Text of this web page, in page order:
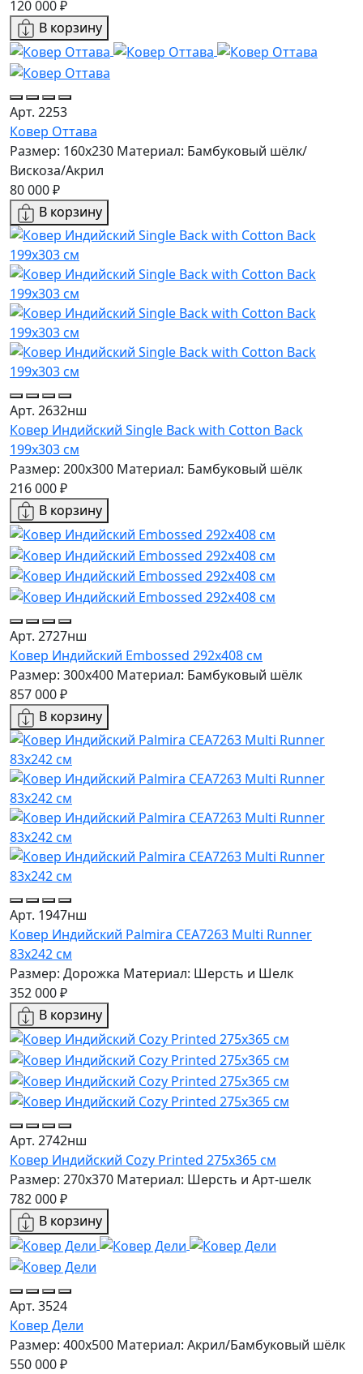
120 000 ₽
В корзину
Арт. 2253
Ковер Оттава
Размер: 160х230 Материал: Бамбуковый шёлк/
Вискоза/Акрил
80 000 ₽
В корзину
Арт. 2632нш
Ковер Индийский Single Back with Cotton Back
199x303 см
Размер: 200x300 Материал: Бамбуковый шёлк
216 000 ₽
В корзину
Арт. 2727нш
Ковер Индийский Embossed 292x408 см
Размер: 300x400 Материал: Бамбуковый шёлк
857 000 ₽
В корзину
Арт. 1947нш
Ковер Индийский Palmira CEA7263 Multi Runner
83x242 см
Размер: Дорожка Материал: Шерсть и Шелк
352 000 ₽
В корзину
Арт. 2742нш
Ковер Индийский Cozy Printed 275x365 см
Размер: 270x370 Материал: Шерсть и Арт-шелк
782 000 ₽
В корзину
Арт. 3524
Ковер Дели
Размер: 400x500 Материал: Акрил/Бамбуковый шёлк
550 000 ₽